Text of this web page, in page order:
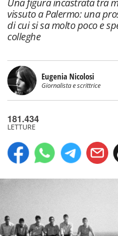
Una figura incastrata tra
vissuto a Palermo: una
di cui si sa molto poco e
colleghe
Eugenia Nicolosi
Giornalista e scrittrice
181.434
LETTURE